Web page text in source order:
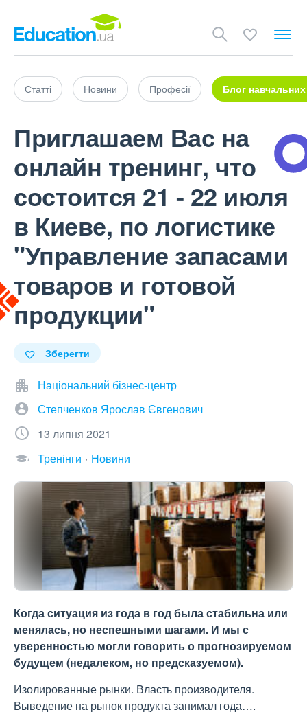
Статті Новини Професії Блог навчальних
Приглашаем Вас на
онлайн тренинг, что
состоится 21 - 22 июля
в Киеве, по логистике
"Управление запасами
товаров и готовой
продукции"
Зберегти
Національний бізнес-центр
Степченков Ярослав Євгенович
13 липня 2021
Тренінги
Новини
Когда ситуация из года в год была стабильна или
менялась, но неспешными шагами. И мы с
уверенностью могли говорить о прогнозируемом
будущем (недалеком, но предсказуемом).
Изолированные рынки. Власть производителя.
Выведение на рынок продукта занимал года….